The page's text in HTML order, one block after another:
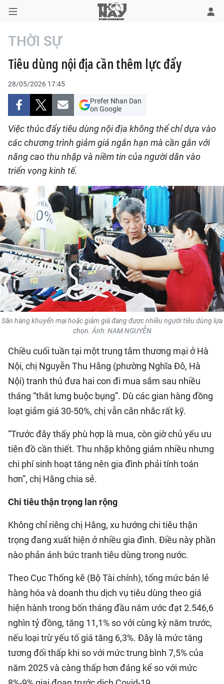
TRANG CHỦ
THỜI SỰ
CHÍNH TRỊ
XÃ HỘI
KINH TẾ
ĐÔ THỊ
VĂN HÓA - VĂN NGHỆ
QUỐC TẾ
THỂ THAO
DU LỊCH
HỒ SƠ - TƯ LIỆU
NHÂN DÂN HẰNG THÁNG
NHÂN DÂN CUỐI TUẦN
THỜI SỰ
Tiêu dùng nội địa cần thêm lực đẩy
28/05/2026 17:45
Prefer Nhan Dan
on Google
Việc thúc đẩy tiêu dùng nội địa không thể chỉ dựa vào
các chương trình giảm giá ngắn hạn mà cần gắn với
nâng cao thu nhập và niềm tin của người dân vào
triển vọng kinh tế.
Săn hàng khuyến mại hoặc giảm giá đang được nhiều người tiêu dùng lựa
chọn. Ảnh: NAM NGUYỄN
Chiều cuối tuần tại một trung tâm thương mại ở Hà
Nội, chị Nguyễn Thu Hằng (phường Nghĩa Đô, Hà
Nội) tranh thủ đưa hai con đi mua sắm sau nhiều
tháng “thắt lưng buộc bụng”. Dù các gian hàng đồng
loạt giảm giá 30-50%, chị vẫn cân nhắc rất kỹ.
“Trước đây thấy phù hợp là mua, còn giờ chủ yếu ưu
tiên đồ cần thiết. Thu nhập không giảm nhiều nhưng
chi phí sinh hoạt tăng nên gia đình phải tính toán
hơn”, chị Hằng chia sẻ.
Chi tiêu thận trọng lan rộng
Không chỉ riêng chị Hằng, xu hướng chi tiêu thận
trọng đang xuất hiện ở nhiều gia đình. Điều này phần
nào phản ánh bức tranh tiêu dùng trong nước.
Theo Cục Thống kê (Bộ Tài chính), tổng mức bán lẻ
hàng hóa và doanh thu dịch vụ tiêu dùng theo giá
hiện hành trong bốn tháng đầu năm ước đạt 2.546,6
nghìn tỷ đồng, tăng 11,1% so với cùng kỳ năm trước,
nếu loại trừ yếu tố giá tăng 6,3%. Đây là mức tăng
tương đối thấp khi so với mức trung bình 7,5% của
năm 2025 và càng thấp hơn đáng kể so với mức